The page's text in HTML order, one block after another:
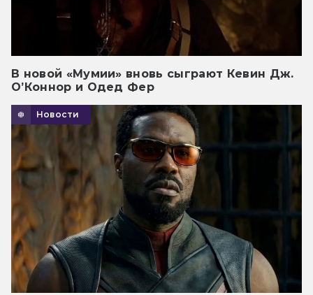
В новой «Мумии» вновь сыграют Кевин Дж.
О’Коннор и Одед Фер
Новости